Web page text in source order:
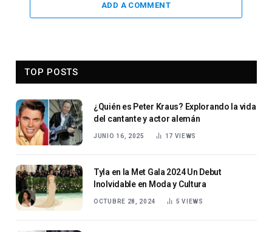
ADD A COMMENT
TOP POSTS
¿Quién es Peter Kraus? Explorando la vida
del cantante y actor alemán
JUNIO 16, 2025 17 VIEWS
Tyla en la Met Gala 2024 Un Debut
Inolvidable en Moda y Cultura
OCTUBRE 28, 2024 5VIEWS